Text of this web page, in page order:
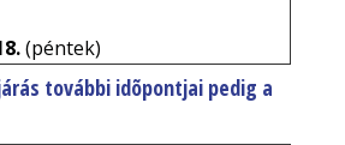
(péntek)
további idõpontjai pedig a